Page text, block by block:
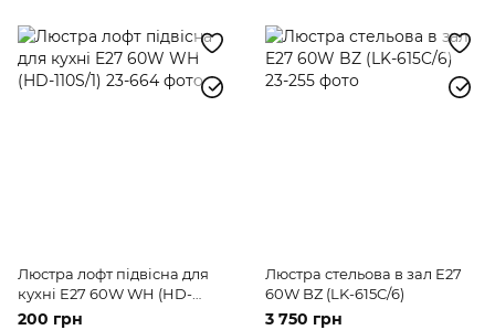
Люстра лофт підвісна для
кухні E27 60W WH (HD-
110S/1)
200 грн
Люстра стельова в зал E27
60W BZ (LK-615C/6)
3 750 грн